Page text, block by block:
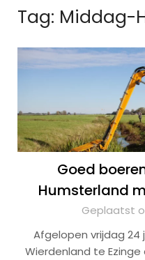
Tag: Middag-
Goed
Humsterland
Geplaatst
Afgelopen vrijdag 24
Wierdenland te